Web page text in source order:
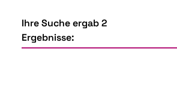
Ihre Suche ergab 2
Ergebnisse: